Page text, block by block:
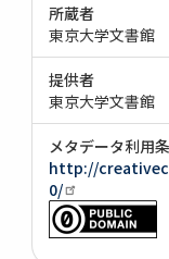
所蔵者
東京大学文書館
提供者
東京大学文書館
メタデータ利用
http://
0/